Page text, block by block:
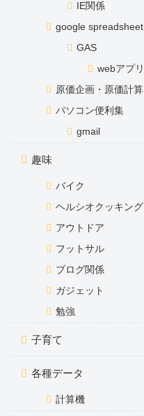
IE関係
google spreadsheet
GAS
webアプリ
原価企画・原価計算
パソコン便利集
gmail
趣味
バイク
ヘルシオクッキング
アウトドア
フットサル
ブログ関係
ガジェット
勉強
子育て
各種データ
計算機